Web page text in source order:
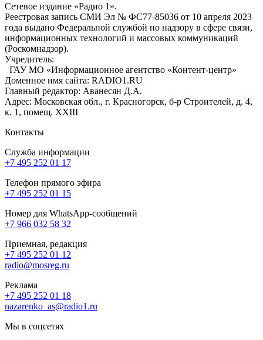
Сетевое издание «Радио 1».
Реестровая запись СМИ Эл № ФС77-85036 от 10 апреля 2023
года выдано Федеральной службой по надзору в сфере связи,
информационных технологий и массовых коммуникаций
(Роскомнадзор).
Учредитель:
ГАУ МО «Информационное агентство «Контент-центр»
Доменное имя сайта: RADIO1.RU
Главный редактор: Аванесян Д.А.
Адрес: Московская обл., г. Красногорск, б-р Строителей, д. 4,
к. 1, помещ. XXIII
Контакты
Служба информации
+7 495 252 01 17
Телефон прямого эфира
+7 495 252 01 15
Номер для WhatsApp-сообщений
+7 966 032 58 32
Приемная, редакция
+7 495 252 01 12
radio@mosreg.ru
Реклама
+7 495 252 01 18
nazarenko_as@radio1.ru
Мы в соцсетях